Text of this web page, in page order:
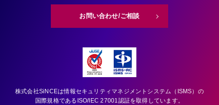
お問い合わせ/ご相談
株式会社SiNCEは情報セキュリティマネジメントシステム（ISMS）の
国際規格である ISO/IEC 27001認証を取得しています。